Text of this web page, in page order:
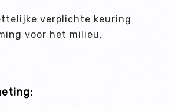
verplichte keuring
voor het milieu.